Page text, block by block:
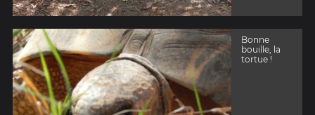
Bonne
bouille, la
tortue !